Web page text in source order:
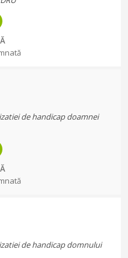
de handicap doamnei
de handicap domnului